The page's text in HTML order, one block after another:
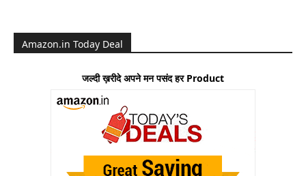
Amazon.in Today Deal
जल्दी ख़रीदे अपने मन पसंद हर Product